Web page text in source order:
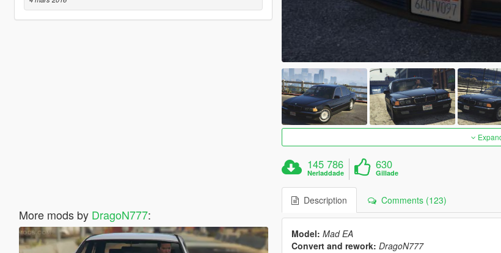
More mods by DragoN777:
145 786
Nerladdade
630
Gillade
Description Comments (123)
Model: Mad EA
Convert and rework: DragoN777